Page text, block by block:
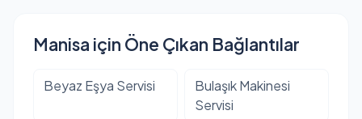
Manisa için Öne Çıkan Bağlantılar
Beyaz Eşya Servisi
Bulaşık Makinesi
Servisi